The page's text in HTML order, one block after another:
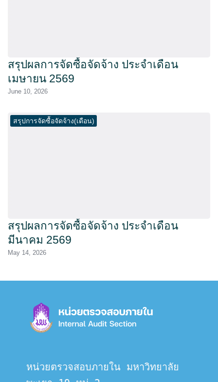
สรุปผลการจัดซื้อจัดจ้าง ประจำเดือน
เมษายน 2569
June 10, 2026
สรุปการจัดซื้อจัดจ้าง(เดือน)
สรุปผลการจัดซื้อจัดจ้าง ประจำเดือน
มีนาคม 2569
May 14, 2026
หน่วยตรวจสอบภายใน มหาวิทยาลัย